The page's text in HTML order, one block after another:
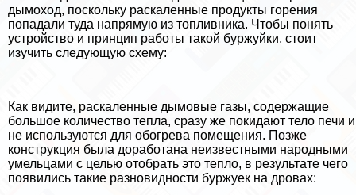
дымоход, поскольку раскаленные продукты горения
попадали туда напрямую из топливника. Чтобы понять
устройство и принцип работы такой буржуйки, стоит
изучить следующую схему:
Как видите, раскаленные дымовые газы, содержащие
большое количество тепла, сразу же покидают тело печи и
не используются для обогрева помещения. Позже
конструкция была доработана неизвестными народными
умельцами с целью отобрать это тепло, в результате чего
появились такие разновидности буржуек на дровах: